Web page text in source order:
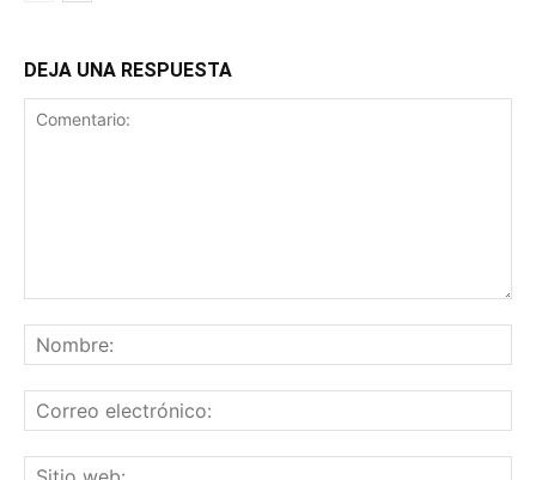
DEJA UNA RESPUESTA